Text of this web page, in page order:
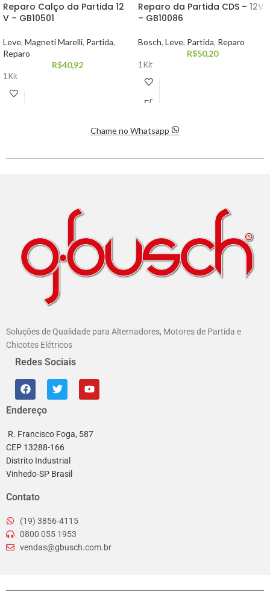
Reparo Calço da Partida 12
V – GB10501
Leve, Magneti Marelli, Partida,
Reparo
R$40,92
1 Kit
Reparo da Partida CDS – 12V
– GB10086
Bosch, Leve, Partida, Reparo
R$50,20
1 Kit
Chame no Whatsapp
Soluções de Qualidade para Alternadores, Motores de Partida e
Chicotes Elétricos
Redes Sociais
Endereço
R. Francisco Foga, 587
CEP 13288-166
Distrito Industrial
Vinhedo-SP Brasil
Contato
(19) 3856-4115
0800 055 1953
vendas@gbusch.com.br